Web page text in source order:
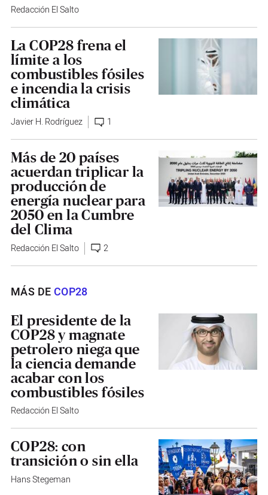
Redacción El Salto
La COP28 frena el
límite a los
combustibles fósiles
e incendia la crisis
climática
Javier H. Rodríguez 1
Más de 20 países
acuerdan triplicar la
producción de
energía nuclear para
2050 en la Cumbre
del Clima
Redacción El Salto 2
MÁS DECOP28
El presidente de la
COP28 y magnate
petrolero niega que
la ciencia demande
acabar con los
combustibles fósiles
Redacción El Salto
COP28: con
transición o sin ella
Hans Stegeman